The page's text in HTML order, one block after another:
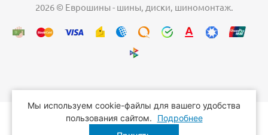
2026 © Еврошины - шины, диски, шиномонтаж.
Мы используем cookie-файлы для вашего удобства
пользования сайтом.
Подробнее